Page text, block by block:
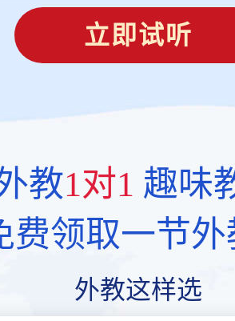
立即试听
教1对1 趣味
费领取一节外
外教这样选